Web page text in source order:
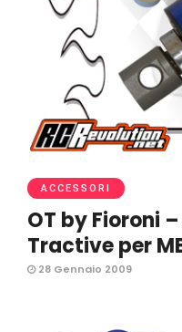
ACCESSORI
OT by Fioroni
Tractive per
28 Gennaio 2009